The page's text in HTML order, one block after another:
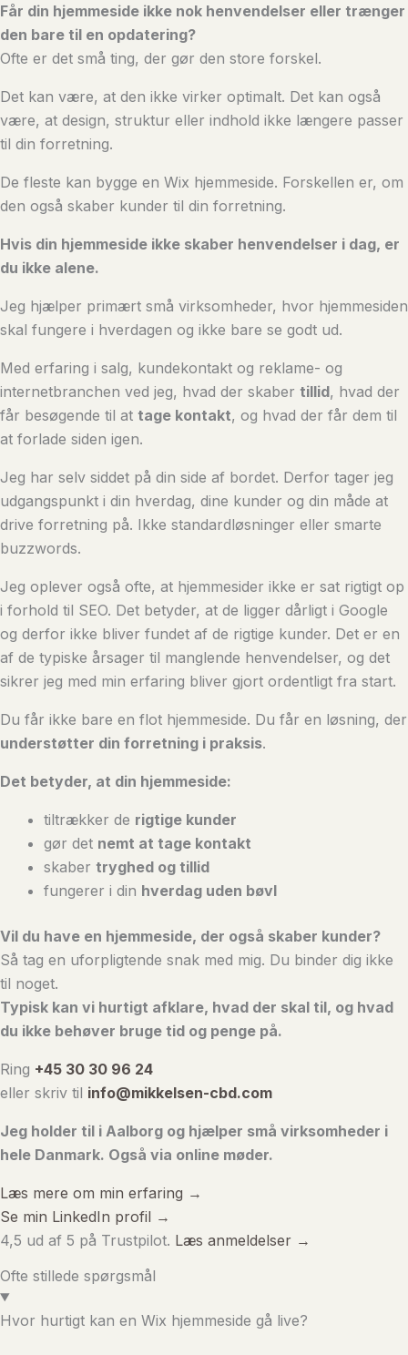
Får din hjemmeside ikke nok henvendelser eller trænger
den bare til en opdatering?
Ofte er det små ting, der gør den store forskel.
Det kan være, at den ikke virker optimalt. Det kan også
være, at design, struktur eller indhold ikke længere passer
til din forretning.
De fleste kan bygge en Wix hjemmeside. Forskellen er, om
den også skaber kunder til din forretning.
Hvis din hjemmeside ikke skaber henvendelser i dag, er
du ikke alene.
Jeg hjælper primært små virksomheder, hvor hjemmesiden
skal fungere i hverdagen og ikke bare se godt ud.
Med erfaring i salg, kundekontakt og reklame- og
internetbranchen ved jeg, hvad der skaber tillid, hvad der
får besøgende til at tage kontakt, og hvad der får dem til
at forlade siden igen.
Jeg har selv siddet på din side af bordet. Derfor tager jeg
udgangspunkt i din hverdag, dine kunder og din måde at
drive forretning på. Ikke standardløsninger eller smarte
buzzwords.
Jeg oplever også ofte, at hjemmesider ikke er sat rigtigt op
i forhold til SEO. Det betyder, at de ligger dårligt i Google
og derfor ikke bliver fundet af de rigtige kunder. Det er en
af de typiske årsager til manglende henvendelser, og det
sikrer jeg med min erfaring bliver gjort ordentligt fra start.
Du får ikke bare en flot hjemmeside. Du får en løsning, der
understøtter din forretning i praksis.
Det betyder, at din hjemmeside:
tiltrækker de rigtige kunder
gør det nemt at tage kontakt
skaber tryghed og tillid
fungerer i din hverdag uden bøvl
Vil du have en hjemmeside, der også skaber kunder?
Så tag en uforpligtende snak med mig. Du binder dig ikke
til noget.
Typisk kan vi hurtigt afklare, hvad der skal til, og hvad
du ikke behøver bruge tid og penge på.
Ring +45 30 30 96 24
eller skriv til info@mikkelsen-cbd.com
Jeg holder til i Aalborg og hjælper små virksomheder i
hele Danmark. Også via online møder.
Læs mere om min erfaring →
Se min LinkedIn profil →
4,5 ud af 5 på Trustpilot. Læs anmeldelser →
Ofte stillede spørgsmål
Hvor hurtigt kan en Wix hjemmeside gå live?